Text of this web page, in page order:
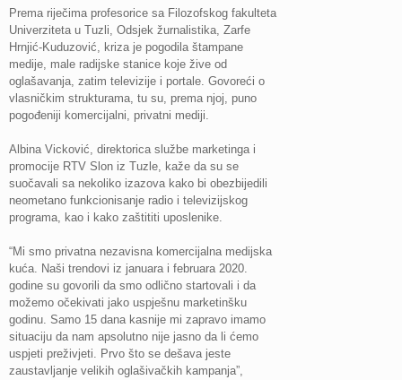
Prema riječima profesorice sa Filozofskog fakulteta
Univerziteta u Tuzli, Odsjek žurnalistika, Zarfe
Hrnjić-Kuduzović, kriza je pogodila štampane
medije, male radijske stanice koje žive od
oglašavanja, zatim televizije i portale. Govoreći o
vlasničkim strukturama, tu su, prema njoj, puno
pogođeniji komercijalni, privatni mediji.
Albina Vicković, direktorica službe marketinga i
promocije RTV Slon iz Tuzle, kaže da su se
suočavali sa nekoliko izazova kako bi obezbijedili
neometano funkcionisanje radio i televizijskog
programa, kao i kako zaštititi uposlenike.
“Mi smo privatna nezavisna komercijalna medijska
kuća. Naši trendovi iz januara i februara 2020.
godine su govorili da smo odlično startovali i da
možemo očekivati jako uspješnu marketinšku
godinu. Samo 15 dana kasnije mi zapravo imamo
situaciju da nam apsolutno nije jasno da li ćemo
uspjeti preživjeti. Prvo što se dešava jeste
zaustavljanje velikih oglašivačkih kampanja”,